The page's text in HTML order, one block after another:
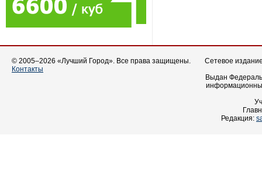
© 2005–2026 «Лучший Город». Все права защищены.
Контакты
Сетевое
Выдан
Редакция: